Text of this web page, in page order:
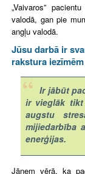
„Vaivaros”
valodā, gan pie
angļu valodā.
Jūsu darbā ir
rakstura
Ir jābūt
ir vieglāk tikt
augstu
mijiedarbība
enerģijas.
Jāņem vērā, ka